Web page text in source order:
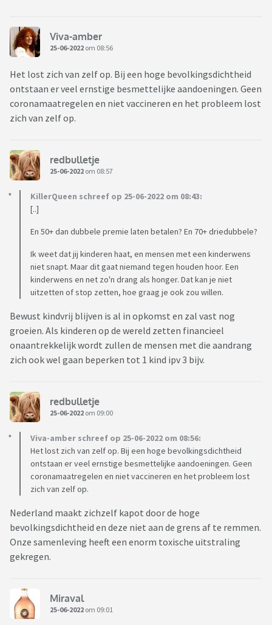
Viva-amber
25-06-2022 om 08:56
Het lost zich van zelf op. Bij een hoge bevolkingsdichtheid
ontstaan er veel ernstige besmettelijke aandoeningen. Geen
coronamaatregelen en niet vaccineren en het probleem lost
zich van zelf op.
redbulletje
25-06-2022 om 08:57
KillerQueen schreef op 25-06-2022 om 08:43:
[..]
En 50+ dan dubbele premie laten betalen? En 70+ driedubbele?
Ik weet dat jij kinderen haat, en mensen met een kinderwens
niet snapt. Maar dit gaat niemand tegen houden hoor. Een
kinderwens en net zo'n drang als honger. Dat kan je niet
uitzetten of stop zetten, hoe graag je ook zou willen.
Bewust kindvrij blijven is al in opkomst en zal vast nog
groeien. Als kinderen op de wereld zetten financieel
onaantrekkelijk wordt zullen de mensen met die aandrang
zich ook wel gaan beperken tot 1 kind ipv 3 bijv.
redbulletje
25-06-2022 om 09:00
Viva-amber schreef op 25-06-2022 om 08:56:
Het lost zich van zelf op. Bij een hoge bevolkingsdichtheid
ontstaan er veel ernstige besmettelijke aandoeningen. Geen
coronamaatregelen en niet vaccineren en het probleem lost
zich van zelf op.
Nederland maakt zichzelf kapot door de hoge
bevolkingsdichtheid en deze niet aan de grens af te remmen.
Onze samenleving heeft een enorm toxische uitstraling
gekregen.
Miraval
25-06-2022 om 09:01